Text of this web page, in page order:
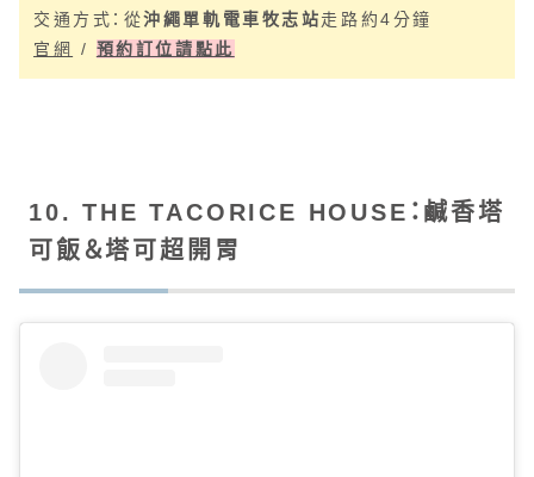
交通方式：從沖繩單軌電車牧志站走路約4分鐘
官網
/ 預約訂位請點此
10. THE TACORICE HOUSE：鹹香塔
可飯＆塔可超開胃